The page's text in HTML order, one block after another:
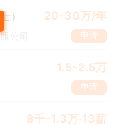
） 20-30万/年
公司 申请
1.5-2.5万
申请
8千-1.3万·13薪